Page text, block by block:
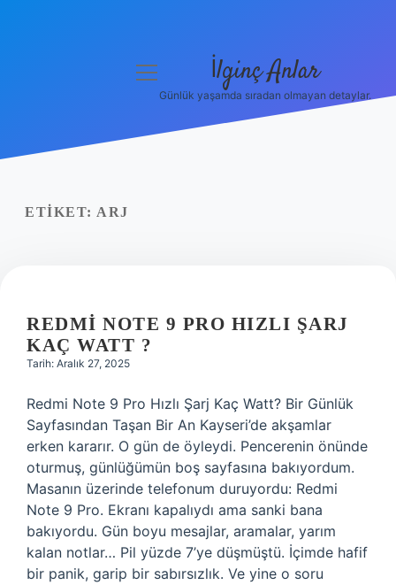
Yasal Uyarı
menüyü
İlginç Anlar
Günlük yaşamda sıradan olmayan detaylar.
ETIKET: ARJ
REDMI NOTE 9 PRO HIZLI ŞARJ
KAÇ WATT ?
Tarih: Aralık 27, 2025
Redmi Note 9 Pro Hızlı Şarj Kaç Watt? Bir Günlük
Sayfasından Taşan Bir An Kayseri’de akşamlar
erken kararır. O gün de öyleydi. Pencerenin önünde
oturmuş, günlüğümün boş sayfasına bakıyordum.
Masanın üzerinde telefonum duruyordu: Redmi
Note 9 Pro. Ekranı kapalıydı ama sanki bana
bakıyordu. Gün boyu mesajlar, aramalar, yarım
kalan notlar… Pil yüzde 7’ye düşmüştü. İçimde hafif
bir panik, garip bir sabırsızlık. Ve yine o soru